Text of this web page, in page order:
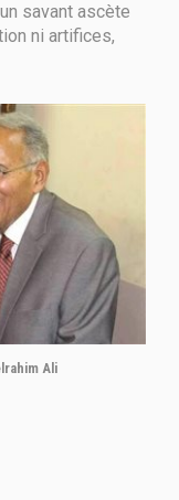
savant ascète
ni artifices,
la
Ali